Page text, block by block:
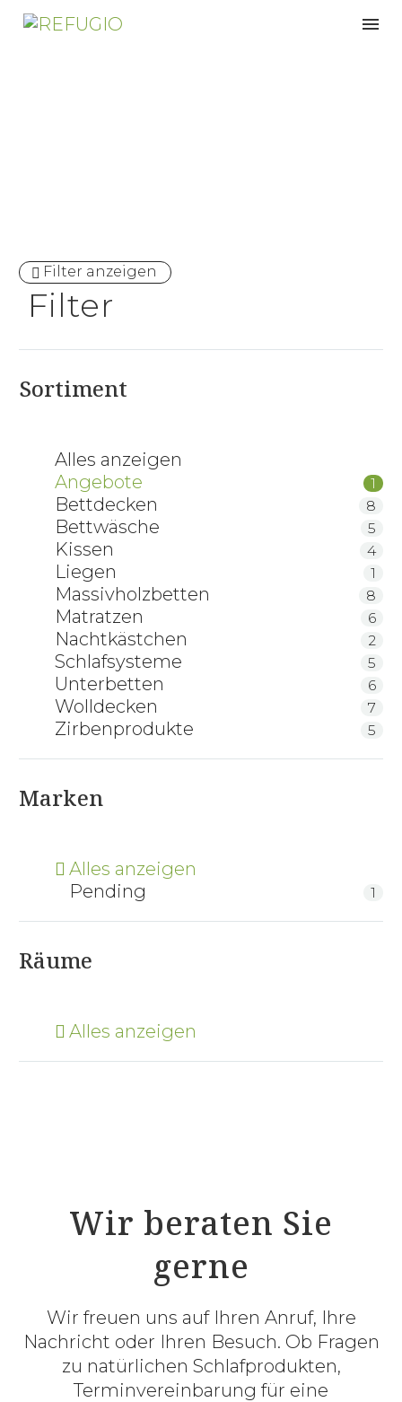
Filter anzeigen
Filter
Sortiment
Alles anzeigen
Angebote
1
Bettdecken 8
Bettwäsche 5
Kissen 4
Liegen 1
Massivholzbetten 8
Matratzen 6
Nachtkästchen 2
Schlafsysteme 5
Unterbetten 6
Wolldecken 7
Zirbenprodukte 5
Marken
Alles anzeigen
Pending
1
Räume
Alles anzeigen
Wir beraten Sie
gerne
Wir freuen uns auf Ihren Anruf, Ihre
Nachricht oder Ihren Besuch. Ob Fragen
zu natürlichen Schlafprodukten,
Terminvereinbarung für eine